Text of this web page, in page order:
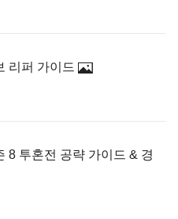
리퍼 가이드
8 투혼전 공략 가이드 & 경